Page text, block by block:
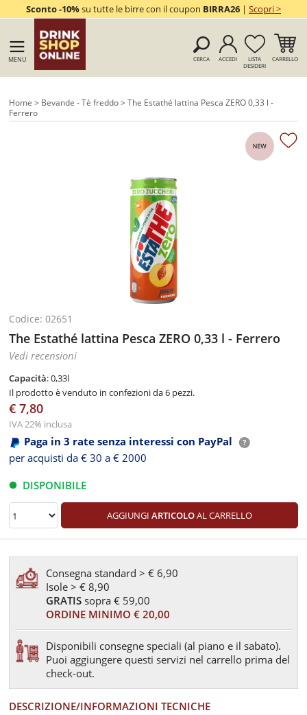
Sconto -10%su tutte le birre con il coupon BIRRA26| Scopri >
MENU CERCA ACCEDI
LISTA
DESIDERI
CARRELLO
Home > Bevande - Tè freddo> The Estathé lattina Pesca ZERO 0,33 l -
Ferrero
Codice: 02651
The Estathé lattina Pesca ZERO 0,33 l - Ferrero
Vedi recensioni
Capacità: 0,33l
Il prodotto è venduto in confezioni da 6 pezzi.
€ 7,80
IVA 22% inclusa
Paga in 3 rate senza interessi con PayPal
per acquisti da € 30 a € 2000
DISPONIBILE
AGGIUNGI ARTICOLOAL CARRELLO
Consegna standard > € 6,90
Isole > € 8,90
GRATIS sopra € 59,00
ORDINE MINIMO € 20,00
Disponibili consegne speciali (al piano e il sabato).
Puoi aggiungere questi servizi nel carrello prima del
check-out.
DESCRIZIONE/INFORMAZIONI TECNICHE